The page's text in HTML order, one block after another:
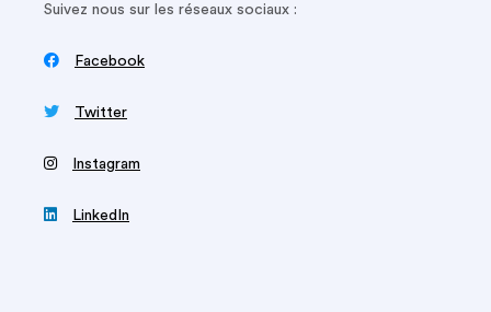
Suivez nous sur les réseaux sociaux :
 Facebook
 Twitter
‍ Instagram
 LinkedIn